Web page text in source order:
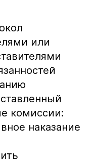
или
комиссии:
наказание